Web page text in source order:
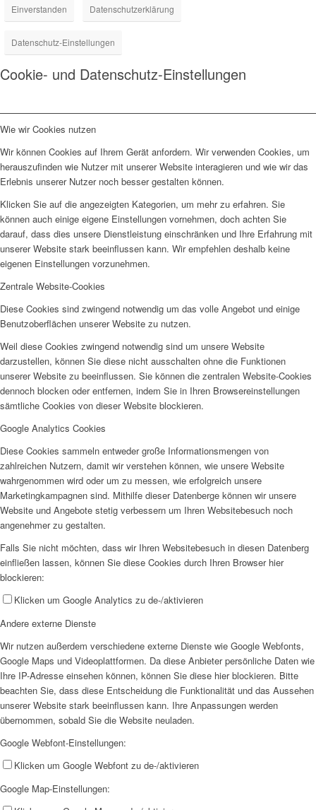
Einverstanden Datenschutzerklärung
Datenschutz-Einstellungen
Cookie- und Datenschutz-Einstellungen
Wie wir Cookies nutzen
Wir können Cookies auf Ihrem Gerät anfordern. Wir verwenden Cookies, um
herauszufinden wie Nutzer mit unserer Website interagieren und wie wir das
Erlebnis unserer Nutzer noch besser gestalten können.
Klicken Sie auf die angezeigten Kategorien, um mehr zu erfahren. Sie
können auch einige eigene Einstellungen vornehmen, doch achten Sie
darauf, dass dies unsere Dienstleistung einschränken und Ihre Erfahrung mit
unserer Website stark beeinflussen kann. Wir empfehlen deshalb keine
eigenen Einstellungen vorzunehmen.
Zentrale Website-Cookies
Diese Cookies sind zwingend notwendig um das volle Angebot und einige
Benutzoberflächen unserer Website zu nutzen.
Weil diese Cookies zwingend notwendig sind um unsere Website
darzustellen, können Sie diese nicht ausschalten ohne die Funktionen
unserer Website zu beeinflussen. Sie können die zentralen Website-Cookies
dennoch blocken oder entfernen, indem Sie in Ihren Browsereinstellungen
sämtliche Cookies von dieser Website blockieren.
Google Analytics Cookies
Diese Cookies sammeln entweder große Informationsmengen von
zahlreichen Nutzern, damit wir verstehen können, wie unsere Website
wahrgenommen wird oder um zu messen, wie erfolgreich unsere
Marketingkampagnen sind. Mithilfe dieser Datenberge können wir unsere
Website und Angebote stetig verbessern um Ihren Websitebesuch noch
angenehmer zu gestalten.
Falls Sie nicht möchten, dass wir Ihren Websitebesuch in diesen Datenberg
einfließen lassen, können Sie diese Cookies durch Ihren Browser hier
blockieren:
Klicken um Google Analytics zu de-/aktivieren
Andere externe Dienste
Wir nutzen außerdem verschiedene externe Dienste wie Google Webfonts,
Google Maps und Videoplattformen. Da diese Anbieter persönliche Daten wie
Ihre IP-Adresse einsehen können, können Sie diese hier blockieren. Bitte
beachten Sie, dass diese Entscheidung die Funktionalität und das Aussehen
unserer Website stark beeinflussen kann. Ihre Anpassungen werden
übernommen, sobald Sie die Website neuladen.
Google Webfont-Einstellungen:
Klicken um Google Webfont zu de-/aktivieren
Google Map-Einstellungen: